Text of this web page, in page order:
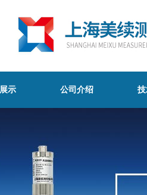
示 公司介绍